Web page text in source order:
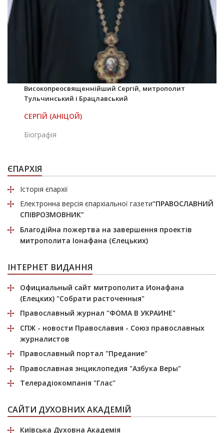
Високопреосвященнійший Сергій, митрополит
Тульчинський і Брацлавський
СЕРГІЙ (АНІЦОЙ)
Біографія
ЄПАРХІЯ
Історія єпархії
Електронна версія єпархіальної газети“ПРАВОСЛАВНИЙ
СПІВРОЗМОВНИК”
Благодійна пожертва на завершення проектів
митрополита Іонафана (Єлецьких)
ІНТЕРНЕТ ВИДАННЯ
Официальный сайт митрополита Ионафана
(Елецких) "Собрати расточенныя"
Православный журнал "ФОМА В УКРАИНЕ"
СПЖ - новости Православия - Союз православных
журналистов
Православный портал "Предание"
Православная энциклопедия "Азбука Веры"
Телерадіокомпанія "Глас"
САЙТИ ДУХОВНИХ АКАДЕМІЙ
Київська Духовна Академія